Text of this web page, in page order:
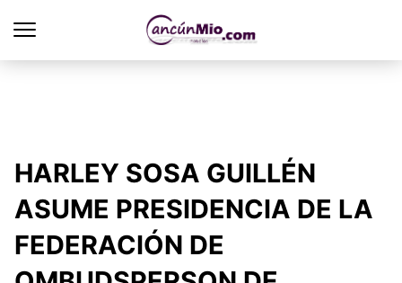
HARLEY SOSA GUILLÉN
ASUME PRESIDENCIA DE LA
FEDERACIÓN DE